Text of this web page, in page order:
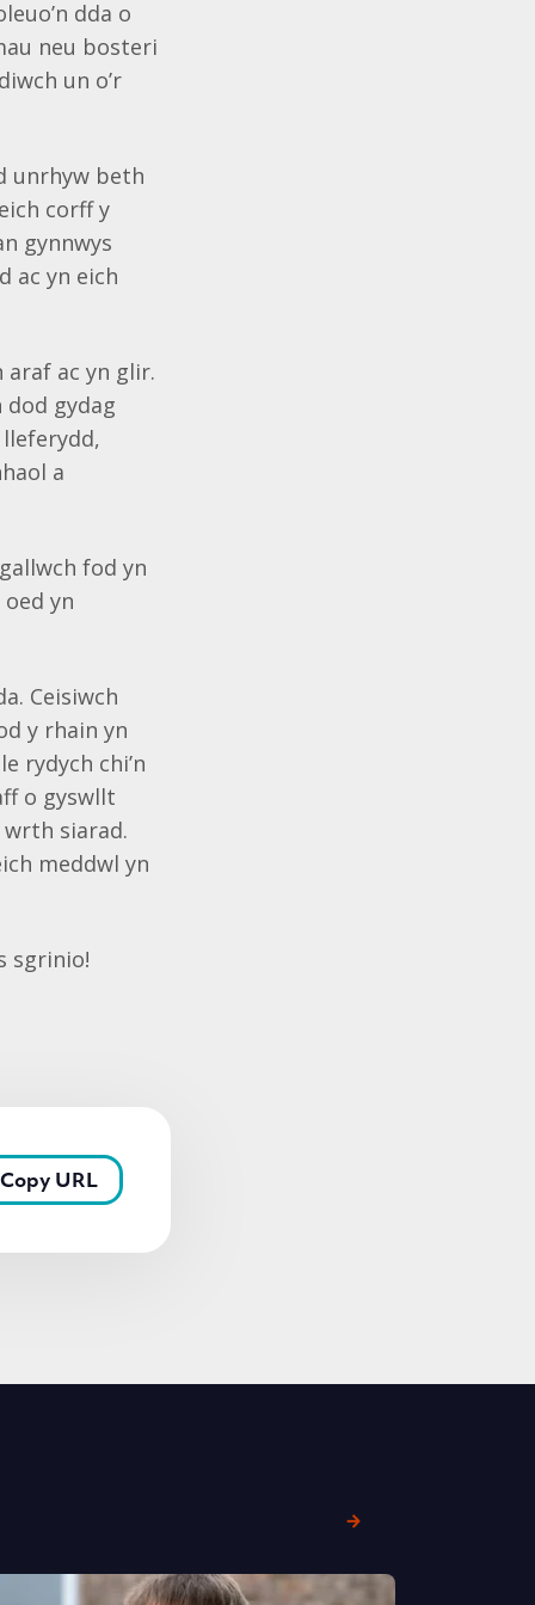
dda o
neu bosteri
un o’r
unrhyw beth
corff y
gynnwys
ac yn eich
ac yn glir.
gydag
a
fod yn
yn
Ceisiwch
y rhain yn
rydych chi’n
o gyswllt
wrth siarad.
meddwl yn
sgrinio!
Copy URL